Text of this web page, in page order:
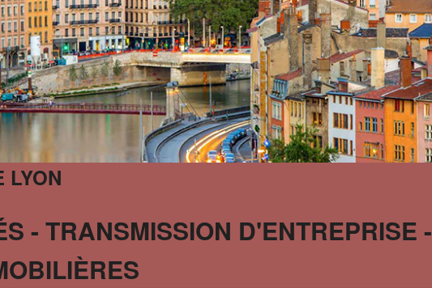
LYON
- TRANSMISSION D'ENTREPRISE -